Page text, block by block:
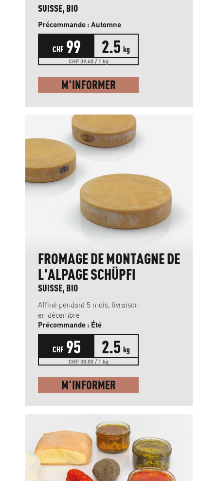
SUISSE, BIO
Précommande : Automne
CHF 99 2.5 kg
CHF 39.60 / 1 kg
M'INFORMER
FROMAGE DE MONTAGNE DE
L'ALPAGE SCHÜPFI
SUISSE, BIO
Affiné pendant 5 mois, livraison
en décembre
Précommande : Été
CHF 95 2.5 kg
CHF 38.00 / 1 kg
M'INFORMER